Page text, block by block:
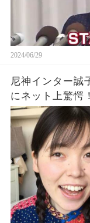
2024/06/29
尼神インター誠
にネット上驚愕
「めっちゃ綺麗